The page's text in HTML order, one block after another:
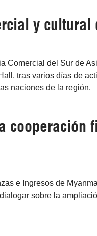
y cultural
Comercial del Sur de
tras varios días de
naciones de la región.
cooperación
e Ingresos de
sobre la